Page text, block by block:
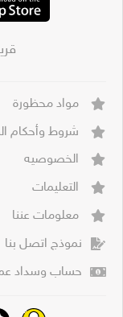
مواد محظورة
شروط وأحكام
الخصوصيه
التعليمات
معلومات عننا
نموذج اتصل بنا
حساب وسداد